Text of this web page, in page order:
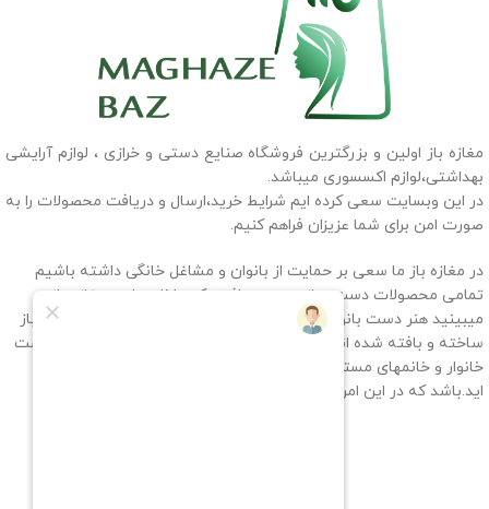
مغازه باز اولین و بزرگترین فروشگاه صنایع دستی و خرازی ، لوازم آرایشی
بهداشتی،لوازم اکسسوری میباشد.
در این وبسایت سعی کرده ایم شرایط خرید،ارسال و دریافت محصولات را به
صورت امن برای شما عزیزان فراهم کنیم.
در مغازه باز ما سعی بر حمایت از بانوان و مشاغل خانگی داشته باشیم
تمامی محصولات دست ساز و دست بافتی که داخل سایت مغازه باز
میبینید هنر دست بانوان سرزمینم ایران میباشد که به سفارش مغازه باز
ساخته و بافته شده اند، پس با حمایت شما عزیزان به خانمهای سرپرست
خانوار و خانمهای مستقلی که به آنها بسیار افتخار میکنیم کمک کرده
اید.باشد که در این امر سهیم باشیم.